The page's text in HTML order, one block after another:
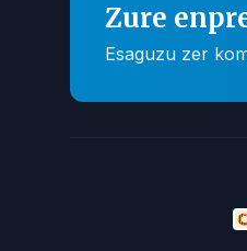
Zure
Esaguzu zer